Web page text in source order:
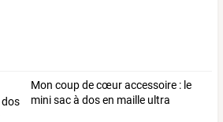
Mon coupdecœuraccessoire : le
minisacà dosen maille ultra